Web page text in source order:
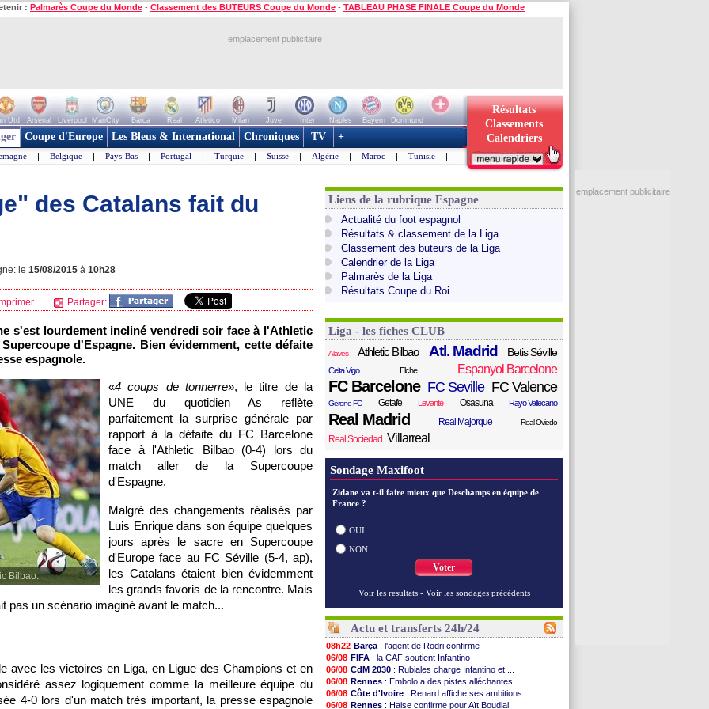
: Palmarès Coupe du Monde - Classement des BUTEURS Coupe du Monde - TABLEAU PHASE FINALE Coupe du Monde
emplacement publicitaire
Utd Arsenal Liverpool ManCity Barca Real Atletico Milan Juve Inter Naples Bayern Dortmund
Résultats
Classements
Calendriers
Coupe d'Europe Les Bleus & International Chroniques TV +
| Belgique | Pays-Bas | Portugal | Turquie | Suisse | Algérie | Maroc | Tunisie |
des Catalans fait du
le 15/08/2015 à 10h28
Partager:
s'est lourdement incliné vendredi soir face à l'Athletic
d'Espagne. Bien évidemment, cette défaite
espagnole.
Bilbao.
«4 coups de tonnerre», le titre de la
UNE du quotidien As reflète
parfaitement la surprise générale par
rapport à la défaite du FC Barcelone
face à l'Athletic Bilbao (0-4) lors du
match aller de la Supercoupe
d'Espagne.
Malgré des changements réalisés par
Luis Enrique dans son équipe quelques
jours après le sacre en Supercoupe
d'Europe face au FC Séville (5-4, ap),
les Catalans étaient bien évidemment
les grands favoris de la rencontre. Mais
pas un scénario imaginé avant le match...
avec les victoires en Liga, en Ligue des Champions et en
assez logiquement comme la meilleure équipe du
4-0 lors d'un match très important, la presse espagnole
Liens de la rubrique Espagne
Actualité du foot espagnol
Résultats & classement de la Liga
Classement des buteurs de la Liga
Calendrier de la Liga
Palmarès de la Liga
Résultats Coupe du Roi
Liga - les fiches CLUB
Alaves Athletic Bilbao Atl. Madrid Betis Séville
Celta Vigo Elche Espanyol Barcelone
FC Barcelone FC Seville FC Valence
Gérone FC Getafe Levante Osasuna Rayo Vallecano
Real Madrid Real Majorque Real Oviedo
Real Sociedad Villarreal
Sondage Maxifoot
Zidane va t-il faire mieux que Deschamps en équipe de
France ?
OUI
NON
Voter
Voir les resultats - Voir les sondages précédents
Actu et transferts 24h/24
08h22 Barça : l'agent de Rodri confirme !
06/08 FIFA : la CAF soutient Infantino
06/08 CdM 2030 : Rubiales charge Infantino et ...
06/08 Rennes : Embolo a des pistes alléchantes
06/08 Côte d'Ivoire : Renard affiche ses ambitions
06/08 Rennes : Haise confirme pour Aït Boudlal
emplacement publicitaire